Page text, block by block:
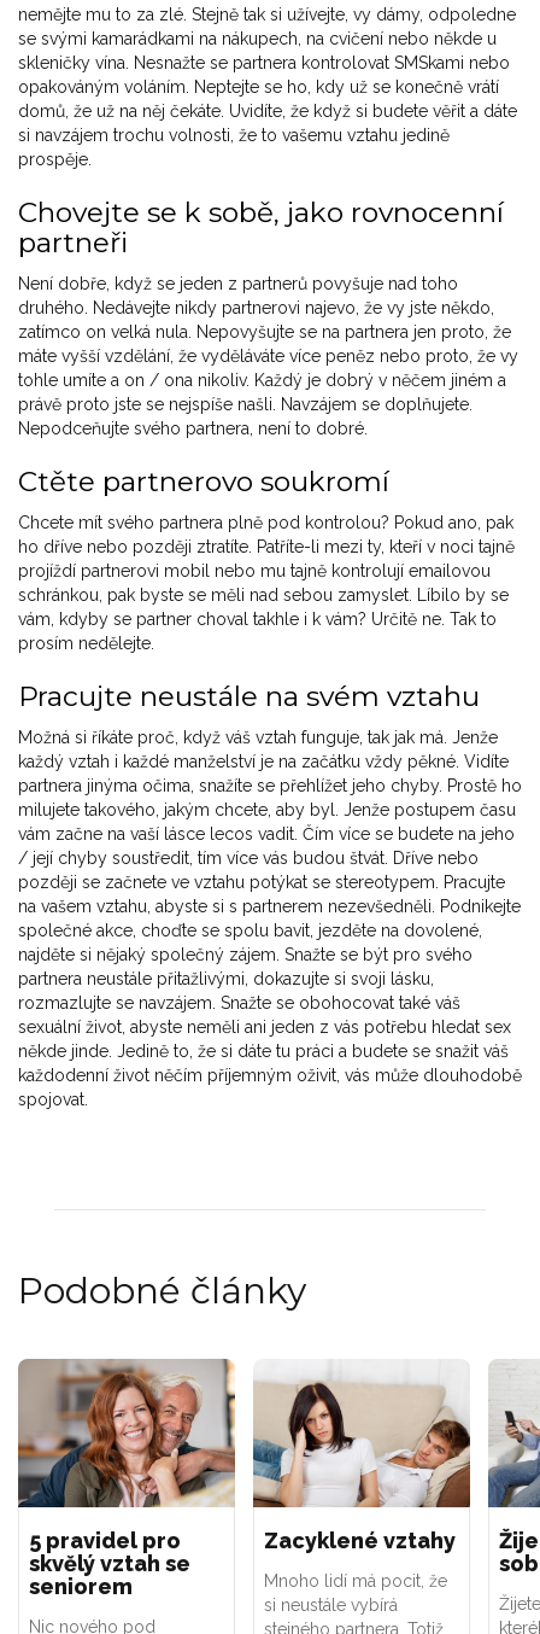
nemějte mu to za zlé. Stejně tak si užívejte, vy dámy, odpoledne
se svými kamarádkami na nákupech, na cvičení nebo někde u
skleničky vína. Nesnažte se partnera kontrolovat SMSkami nebo
opakováným voláním. Neptejte se ho, kdy už se konečně vrátí
domů, že už na něj čekáte. Uvidíte, že když si budete věřit a dáte
si navzájem trochu volnosti, že to vašemu vztahu jedině
prospěje.
Chovejte se k sobě, jako rovnocenní
partneři
Není dobře, když se jeden z partnerů povyšuje nad toho
druhého. Nedávejte nikdy partnerovi najevo, že vy jste někdo,
zatímco on velká nula. Nepovyšujte se na partnera jen proto, že
máte vyšší vzdělání, že vyděláváte více peněz nebo proto, že vy
tohle umíte a on / ona nikoliv. Každý je dobrý v něčem jiném a
právě proto jste se nejspíše našli. Navzájem se doplňujete.
Nepodceňujte svého partnera, není to dobré.
Ctěte partnerovo soukromí
Chcete mít svého partnera plně pod kontrolou? Pokud ano, pak
ho dříve nebo později ztratíte. Patříte-li mezi ty, kteří v noci tajně
projíždí partnerovi mobil nebo mu tajně kontrolují emailovou
schránkou, pak byste se měli nad sebou zamyslet. Líbilo by se
vám, kdyby se partner choval takhle i k vám? Určitě ne. Tak to
prosím nedělejte.
Pracujte neustále na svém vztahu
Možná si říkáte proč, když váš vztah funguje, tak jak má. Jenže
každý vztah i každé manželství je na začátku vždy pěkné. Vidíte
partnera jinýma očima, snažíte se přehlížet jeho chyby. Prostě ho
milujete takového, jakým chcete, aby byl. Jenže postupem času
vám začne na vaší lásce lecos vadit. Čím více se budete na jeho
/ její chyby soustředit, tím více vás budou štvát. Dříve nebo
později se začnete ve vztahu potýkat se stereotypem. Pracujte
na vašem vztahu, abyste si s partnerem nezevšedněli. Podnikejte
společné akce, choďte se spolu bavit, jezděte na dovolené,
najděte si nějaký společný zájem. Snažte se být pro svého
partnera neustále přitažlivými, dokazujte si svoji lásku,
rozmazlujte se navzájem. Snažte se obohocovat také váš
sexuální život, abyste neměli ani jeden z vás potřebu hledat sex
někde jinde. Jedině to, že si dáte tu práci a budete se snažit váš
každodenní život něčím příjemným oživit, vás může dlouhodobě
spojovat.
Podobné články
5 pravidel pro
skvělý vztah se
seniorem
Nic nového pod
Zacyklené vztahy
Mnoho lidí má pocit, že
si neustále vybírá
stejného partnera. Totiž